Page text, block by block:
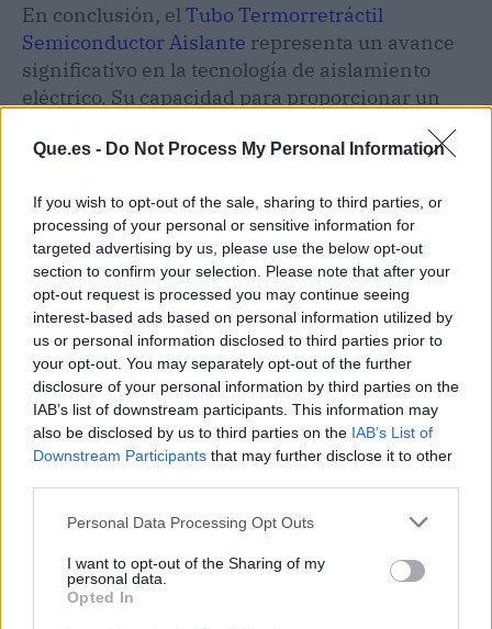
Que.es - Do Not Process My Personal Information
If you wish to opt-out of the sale, sharing to third parties, or
processing of your personal or sensitive information for
targeted advertising by us, please use the below opt-out
section to confirm your selection. Please note that after your
opt-out request is processed you may continue seeing
interest-based ads based on personal information utilized by
us or personal information disclosed to third parties prior to
your opt-out. You may separately opt-out of the further
disclosure of your personal information by third parties on the
IAB’s list of downstream participants. This information may
also be disclosed by us to third parties on the IAB’s List of
Downstream Participants that may further disclose it to other
Personal Data Processing Opt Outs
I want to opt-out of the Sharing of my
personal data.
Opted In
En conclusión, elTubo Termorretráctil
Semiconductor Aislante representa un avance
significativo en la tecnología de aislamiento
eléctrico. Su capacidad para proporcionar un
alto aislamiento y apantallado eléctrico efectivo
lo posiciona como unasolución integralpara
desarrollo no solo eleva los estándares de
seguridad en la infraestructura eléctrica, sino
que también establece un nuevo paradigma en
la eficiencia y la confiabilidad en la transmisión
de energía eléctrica. A medida que se avanza
hacia un futuro más electrificado, soluciones
innovadoras como estas son cruciales para
garantizar un suministro eléctrico seguro y
eficiente.